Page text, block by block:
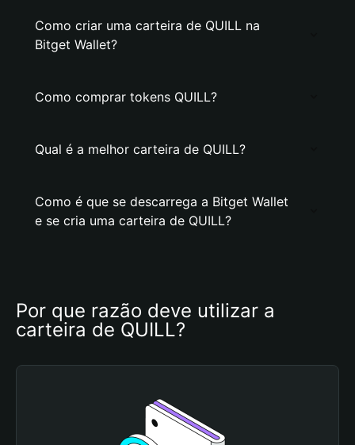
Como criar uma carteira de QUILL na
Bitget Wallet?
Como comprar tokens QUILL?
Qual é a melhor carteira de QUILL?
Como é que se descarrega a Bitget Wallet
e se cria uma carteira de QUILL?
Por que razão deve utilizar a
carteira de QUILL?